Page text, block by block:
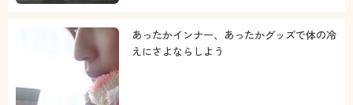
あったかインナー、あったかグッズで体の冷
えにさよならしよう